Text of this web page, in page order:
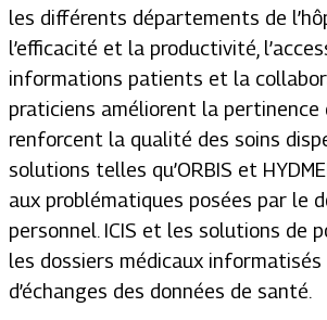
les différents départements de
l’efficacité et la productivité,
informations patients et la
praticiens améliorent la pertinence
renforcent la qualité des soins
solutions telles qu’ORBIS et
aux problématiques posées par le
personnel. ICIS et les solutions de
les dossiers médicaux
d’échanges des données de santé.